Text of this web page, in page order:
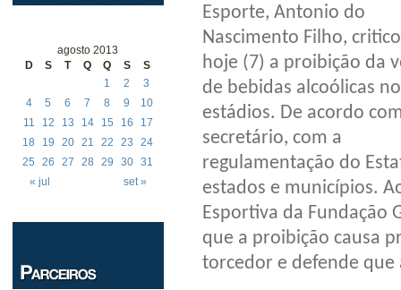
agosto 2013
D
S T Q Q S S
« jul set »
1 2
3
4
5 6 7 8 9
10
11
12 13 14 15 16
17
18
19 20 21 22 23
24
25
26 27 28 29 30 31
Esporte, Antonio do
Nascimento Filho,
hoje (7) a proibição da
de bebidas alcoólicas
estádios. De acordo
secretário, com a
regulamentação do
estados e municípios.
Esportiva da Fundação
que a proibição causa
torcedor e defende que